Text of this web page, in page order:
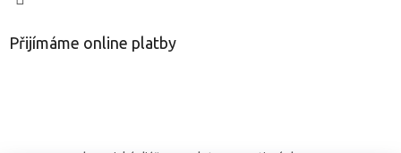
Přijímáme online platby